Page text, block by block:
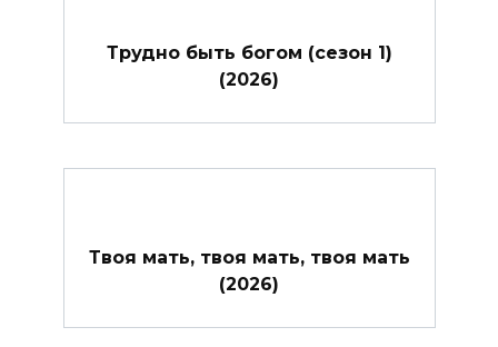
Трудно быть богом (сезон 1)
(2026)
Твоя мать, твоя мать, твоя мать
(2026)